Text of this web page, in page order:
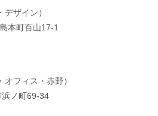
ザイン）
本町百山17-1
フィス・赤野）
ノ町69-34